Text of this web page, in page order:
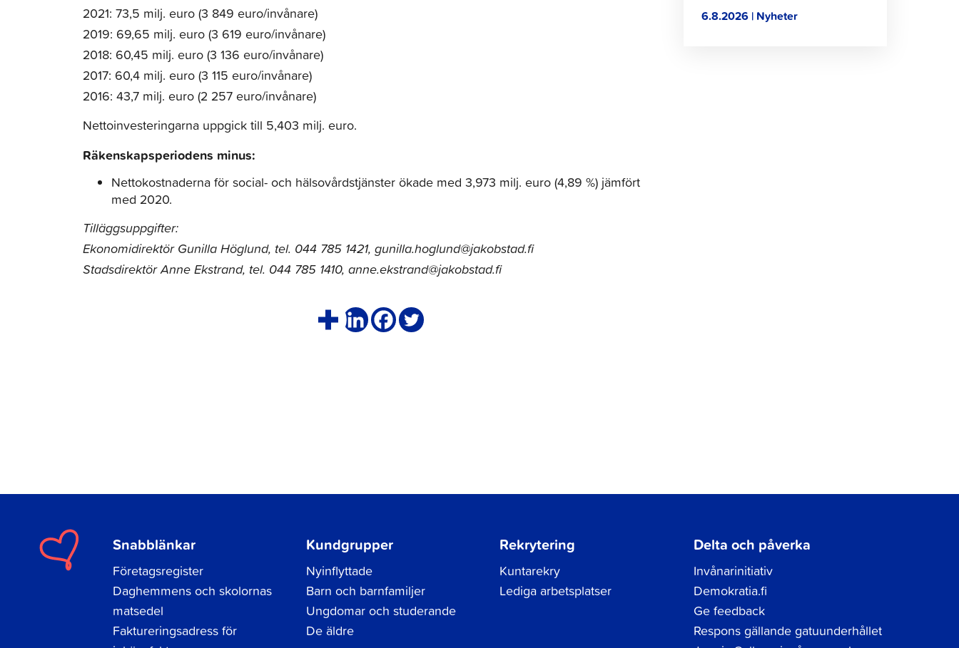
2021: 73,5 milj. euro (3 849 euro/invånare)
2019: 69,65 milj. euro (3 619 euro/invånare)
2018: 60,45 milj. euro (3 136 euro/invånare)
2017: 60,4 milj. euro (3 115 euro/invånare)
2016: 43,7 milj. euro (2 257 euro/invånare)
Nettoinvesteringarna uppgick till 5,403 milj. euro.
Räkenskapsperiodens minus:
Nettokostnaderna för social- och hälsovårdstjänster ökade med 3,973 milj. euro (4,89 %) jämfört
med 2020.
Tilläggsuppgifter:
Ekonomidirektör Gunilla Höglund, tel. 044 785 1421, gunilla.hoglund@jakobstad.fi
Stadsdirektör Anne Ekstrand, tel. 044 785 1410, anne.ekstrand@jakobstad.fi
6.8.2026 | Nyheter
Snabblänkar
Företagsregister
Daghemmens och skolornas
matsedel
Faktureringsadress för
Kundgrupper
Nyinflyttade
Barn och barnfamiljer
Ungdomar och studerande
De äldre
Rekrytering
Kuntarekry
Lediga arbetsplatser
Delta och påverka
Invånarinitiativ
Demokratia.fi
Ge feedback
Respons gällande gatuunderhållet